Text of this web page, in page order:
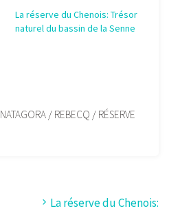
La réserve du Chenois: Trésor
naturel du bassin de la Senne
NATAGORA/ REBECQ / RÉSERVE
La réserve du Chenois: